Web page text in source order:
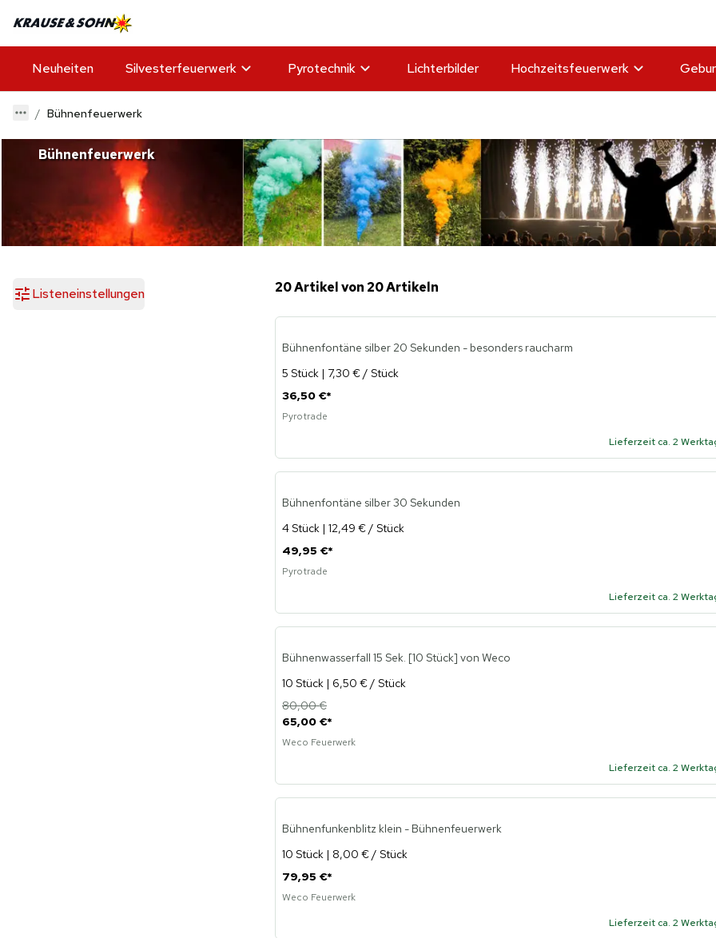
Neuheiten Silvesterfeuerwerk Pyrotechnik Lichterbilder Hochzeitsfeuerwerk
Bühnenfeuerwerk
Bühnenfeuerwerk
Listeneinstellungen 20 Artikel von 20 Artikeln
Bühnenfontäne silber 20 Sekunden - besonders raucharm
5 Stück | 7,30 € / Stück
36,50 €*
Pyrotrade
Lieferzeit ca. 2
Bühnenfontäne silber 30 Sekunden
4 Stück | 12,49 € / Stück
49,95 €*
Pyrotrade
Lieferzeit ca. 2
Bühnenwasserfall 15 Sek. [10 Stück] von Weco
10 Stück | 6,50 € / Stück
65,00 €*
80,00 €
Weco Feuerwerk
Lieferzeit ca. 2
Bühnenfunkenblitz klein - Bühnenfeuerwerk
10 Stück | 8,00 € / Stück
79,95 €*
Weco Feuerwerk
Lieferzeit ca. 2